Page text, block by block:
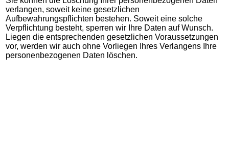
verlangen, soweit keine gesetzlichen
Aufbewahrungspflichten bestehen. Soweit eine solche
Verpflichtung besteht, sperren wir Ihre Daten auf Wunsch.
Liegen die entsprechenden gesetzlichen Voraussetzungen
vor, werden wir auch ohne Vorliegen Ihres Verlangens Ihre
personenbezogenen Daten löschen.